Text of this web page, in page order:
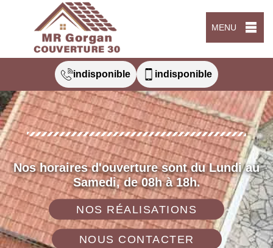
MENU
indisponible indisponible
Nos horaires d'ouverture sont du Lundi au
Samedi, de 08h à 18h.
NOS RÉALISATIONS
NOUS CONTACTER